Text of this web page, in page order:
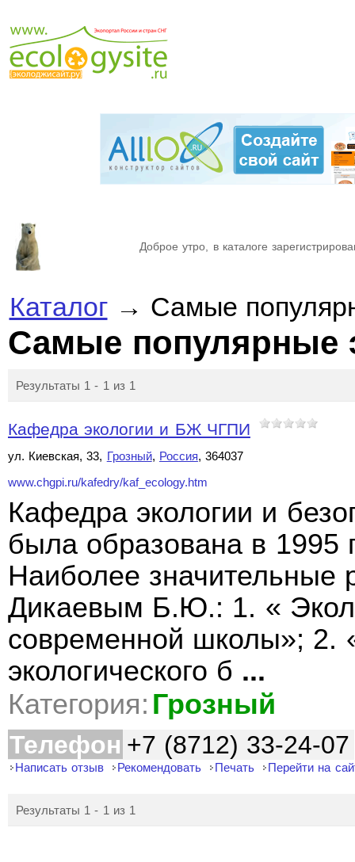
Доброе утро, в каталоге
Каталог→ Самые
Самые популярные
Результаты 1 - 1 из 1
Кафедра экологии и БЖ ЧГПИ
ул. Киевская, 33, Грозный, Россия, 364037
www.chgpi.ru/kafedry/kaf_ecology.htm
Кафедра экологии и
была образована в 1995
Наиболее
Дикаевым Б.Ю.: 1. «
современной школы»; 2.
экологического б ...
Категория: Грозный
Телефон +7 (8712) 33-24-07
Написать отзыв Рекомендовать Печать Перейти на
Результаты 1 - 1 из 1